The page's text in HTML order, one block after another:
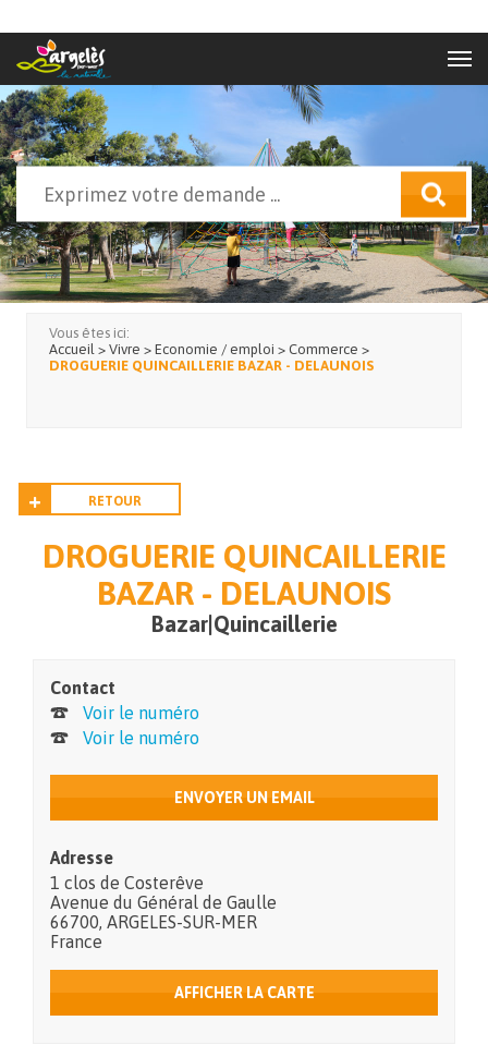
Formulaire de recherche
Vous êtes ici:
Accueil > Vivre > Economie / emploi > Commerce >
DROGUERIE QUINCAILLERIE BAZAR - DELAUNOIS
RETOUR
DROGUERIE QUINCAILLERIE
BAZAR - DELAUNOIS
Bazar|Quincaillerie
Contact
Voir le numéro
Voir le numéro
ENVOYER UN EMAIL
Adresse
1 clos de Costerêve
Avenue du Général de Gaulle
66700 ARGELES-SUR-MER
France
AFFICHER LA CARTE